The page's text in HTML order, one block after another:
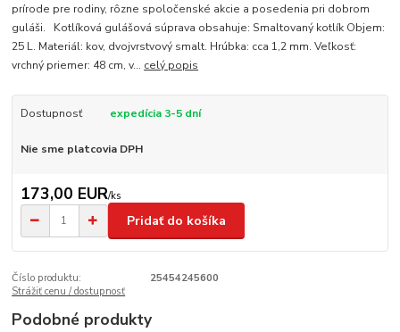
prírode pre rodiny, rôzne spoločenské akcie a posedenia pri dobrom
guláši. Kotlíková gulášová súprava obsahuje: Smaltovaný kotlík Objem:
25 L. Materiál: kov, dvojvrstvový smalt. Hrúbka: cca 1,2 mm. Veľkosť:
vrchný priemer: 48 cm, v... celý popis
Dostupnosť expedícia 3-5 dní
Nie sme platcovia DPH
173,00 EUR/ks
Pridať do košíka
Číslo produktu:
25454245600
Strážiť cenu / dostupnosť
Podobné produkty